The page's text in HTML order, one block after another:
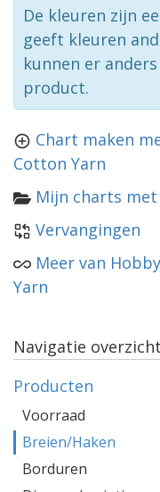
De kleuren zijn
geeft kleuren
kunnen er
product.
Chart maken
Cotton Yarn
Mijn charts
Vervangingen
Meer van
Yarn
Navigatie overzicht
Producten
Voorraad
Breien/Haken
Borduren